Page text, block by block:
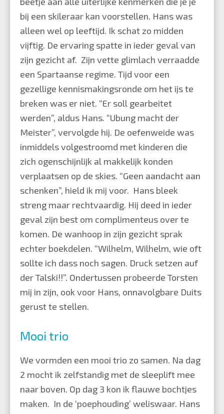
bij een skileraar kan voorstellen. Hans was
alleen wel op leeftijd. Ik schat zo midden
vijftig. De ervaring spatte in ieder geval van
zijn gezicht af. Zijn vette glimlach verraadde
een Spartaanse regime. Tijd voor een
gezellige kennismakingsronde om het ijs te
breken was er niet. “Er soll gearbeitet
werden”, aldus Hans. “Ubung macht der
Meister”, vervolgde hij. De oefenweide was
inmiddels volgestroomd met kinderen die
zich ogenschijnlijk al makkelijk konden
verplaatsen op de skies. “Geen aandacht aan
schenken”, hield ik mij voor. Hans bleek
streng maar rechtvaardig. Hij deed in ieder
geval zijn best om complimenteus over te
komen. De wanhoop in zijn gezicht sprak
echter boekdelen. “Wilhelm, Wilhelm, wie oft
sollte ich dass noch sagen. Druck setzen auf
der Talski!!”. Ondertussen probeerde Torsten
mij in zijn, ook voor Hans, onnavolgbare Duits
gerust te stellen.
Mooi trio
We vormden een mooi trio zo samen. Na dag
2 mocht ik zelfstandig met de sleeplift mee
naar boven. Op dag 3 kon ik flauwe bochtjes
maken. In de ‘poephouding’ weliswaar. Hans